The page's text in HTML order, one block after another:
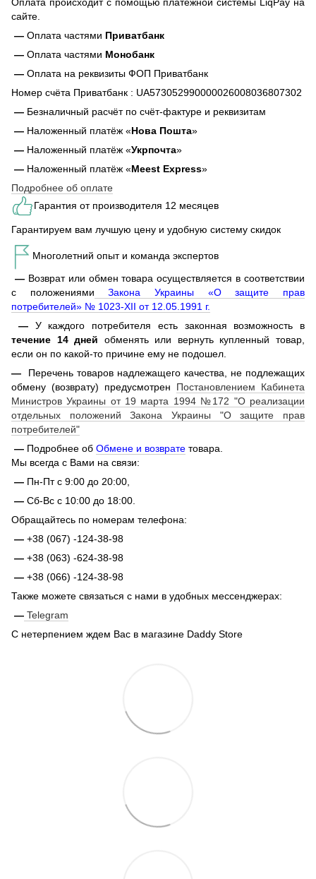
сайте.
— Оплата частями Приватбанк
— Оплата частями Монобанк
— Оплата на реквизиты ФОП Приватбанк
Номер счёта Приватбанк : UA573052990000026008036807302
— Безналичный расчёт по счёт-фактуре и реквизитам
— Наложенный платёж «Нова Пошта»
— Наложенный платёж «Укрпочта»
— Наложенный платёж «Meest Express»
Подробнее об оплате
Гарантия от производителя 12 месяцев
Гарантируем вам лучшую цену и удобную систему скидок
Многолетний опыт и команда экспертов
— Возврат или обмен товара осуществляется в соответствии
с положениями Закона Украины «О защите прав
потребителей» № 1023-XII от 12.05.1991 г.
— У каждого потребителя есть законная возможность в
течение 14 дней обменять или вернуть купленный товар,
если он по какой-то причине ему не подошел.
—
Перечень товаров надлежащего качества, не подлежащих
обмену (возврату) предусмотрен Постановлением Кабинета
Министров Украины от 19 марта 1994 №172 "О реализации
отдельных положений Закона Украины "О защите прав
потребителей"
— Подробнее об Обмене и возврате товара.
Мы всегда с Вами на связи:
— Пн-Пт с 9:00 до 20:00,
— Сб-Вс с 10:00 до 18:00.
Обращайтесь по номерам телефона:
— +38 (067) -124-38-98
— +38 (063) -624-38-98
— +38 (066) -124-38-98
Также можете связаться с нами в удобных мессенджерах:
— Telegram
С нетерпением ждем Вас в магазине Daddy Store